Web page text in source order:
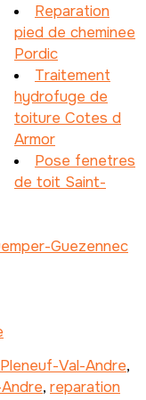
Reparation
pied de cheminee
Pordic
Traitement
hydrofuge de
toiture Cotes d
Armor
Pose fenetres
de toit Saint-
Guezennec
Val-Andre,
, reparation